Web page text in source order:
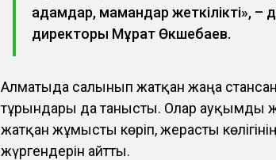
адамдар, мамандар жеткілікті», –
директоры Мұрат Өкшебаев.
Алматыда салынып жатқан жаңа
тұрғындары да танысты. Олар ауқымды
жатқан жұмысты көріп, жерасты көлігінің
жүргендерін айтты.